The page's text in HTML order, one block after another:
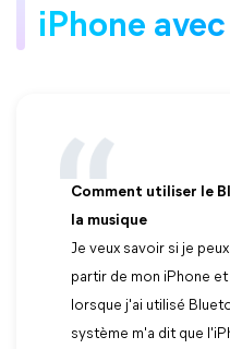
iPhone
Comment utiliser le
la musique
Je veux savoir si je
partir de mon iPhone
lorsque j'ai utilisé
système m'a dit que